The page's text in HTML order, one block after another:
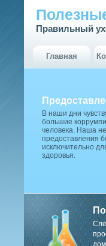
Правильный
Главная
В наши дни
большие
человека. Наша
предоставления
исключительно
здоровья.